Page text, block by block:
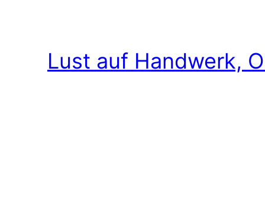
Lust auf Handwerk,